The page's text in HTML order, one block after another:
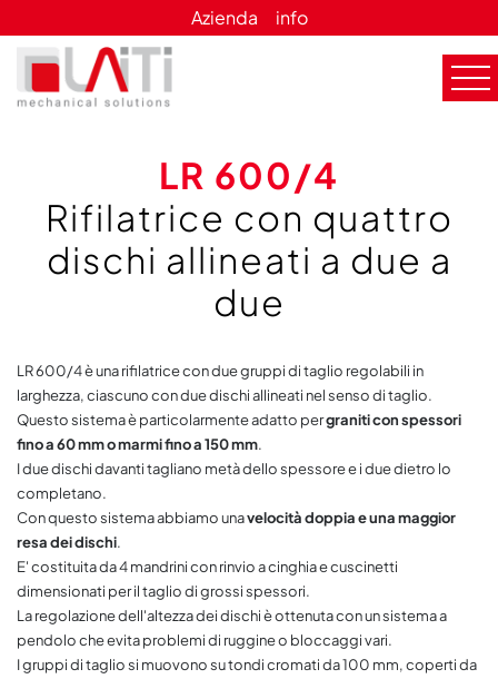
Azienda info
LR 600/4
Rifilatrice con quattro
dischi allineati a due a
due
LR 600/4 è una rifilatrice con due gruppi di taglio regolabili in
larghezza, ciascuno con due dischi allineati nel senso di taglio.
Questo sistema è particolarmente adatto pergraniti con spessori
fino a 60 mm o marmi fino a 150 mm.
I due dischi davanti tagliano metà dello spessore e i due dietro lo
completano.
Con questo sistema abbiamo unavelocità doppia e una maggior
resa dei dischi.
E' costituita da 4 mandrini con rinvio a cinghia e cuscinetti
dimensionati per il taglio di grossi spessori.
La regolazione dell'altezza dei dischi è ottenuta con un sistema a
pendolo che evita problemi di ruggine o bloccaggi vari.
I gruppi di taglio si muovono su tondi cromati da 100 mm, coperti da